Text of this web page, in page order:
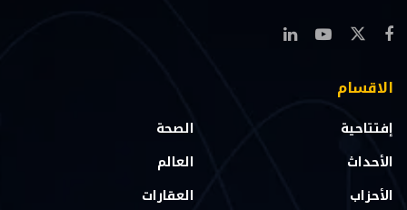
الاقسام
إفتتاحية
الأحداث
الأحزاب
الصحة
العالم
العقارات